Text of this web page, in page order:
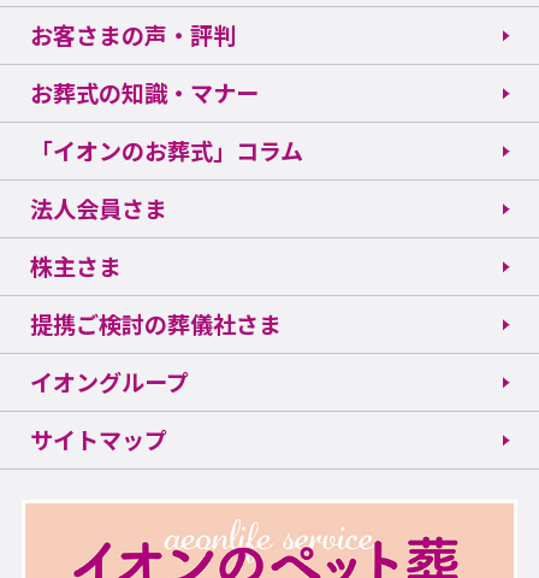
お客さまの声・評判
お葬式の知識・マナー
「イオンのお葬式」コラム
法人会員さま
株主さま
提携ご検討の葬儀社さま
イオングループ
サイトマップ